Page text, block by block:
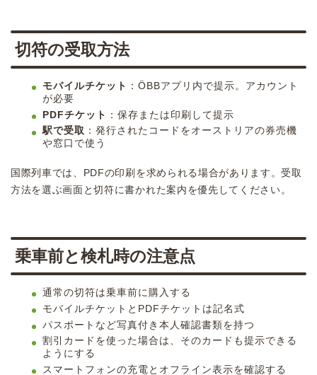
切符の受取方法
モバイルチケット ：ÖBBアプリ内で提示。アカウント
が必要
PDFチケット ：保存または印刷して提示
駅で受取 ：発行されたコードをオーストリアの券売機
や窓口で使う
国際列車では、PDFの印刷を求められる場合があります。受取
方法を選ぶ画面と切符に書かれた案内を優先してください。
乗車前と検札時の注意点
通常の切符は乗車前に購入する
モバイルチケットとPDFチケットは記名式
パスポートなど写真付き本人確認書類を持つ
割引カードを使った場合は、そのカードも提示できる
ようにする
スマートフォンの充電とオフライン表示を確認する